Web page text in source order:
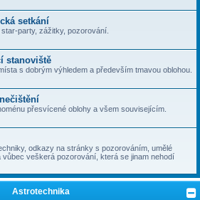
setkání
party, zážitky, pozorování.
stanoviště
s dobrým výhledem a především tmavou oblohou.
přesvícené oblohy a všem souvisejícím.
odkazy na stránky s pozorováním, umělé
vůbec veškerá pozorování, která se jinam nehodí
Astrotechnika